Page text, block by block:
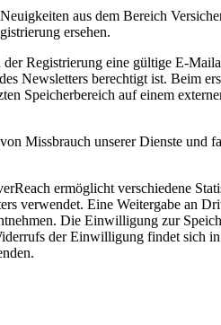
aus dem Bereich
ersehen.
Registrierung eine gültige E-
Newsletters berechtigt ist. Beim
Speicherbereich auf einem
Missbrauch unserer Dienste und
ermöglicht verschiedene
verwendet. Eine Weitergabe an
Die Einwilligung zur
der Einwilligung findet sich